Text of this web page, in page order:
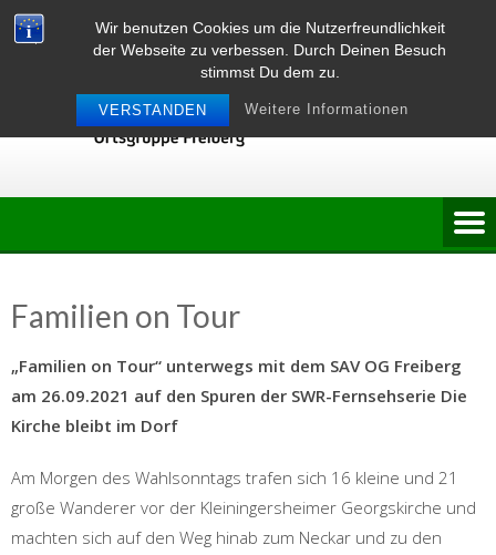
Wir benutzen Cookies um die Nutzerfreundlichkeit
der Webseite zu verbessen. Durch Deinen Besuch
stimmst Du dem zu.
VERSTANDEN Weitere Informationen
Skip
to
Familien on Tour
„Familien on Tour“ unterwegs mit dem SAV OG Freiberg
am 26.09.2021 auf den Spuren der SWR-Fernsehserie Die
Kirche bleibt im Dorf
Am Morgen des Wahlsonntags trafen sich 16 kleine und 21
große Wanderer vor der Kleiningersheimer Georgskirche und
machten sich auf den Weg hinab zum Neckar und zu den